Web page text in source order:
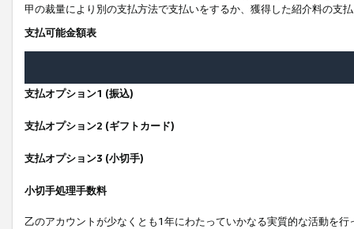
甲の裁量により別の支払方法で支払いをするか、獲得した紹介料の支
支払可能金額表
支払オプション1 (振込)
支払オプション2 (ギフトカード)
支払オプション3 (小切手)
小切手処理手数料
乙のアカウントが少なくとも1年にわたっていかなる実質的な活動を